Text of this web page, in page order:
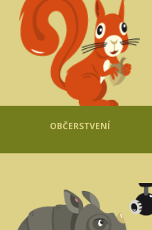
OBČERSTVENÍ